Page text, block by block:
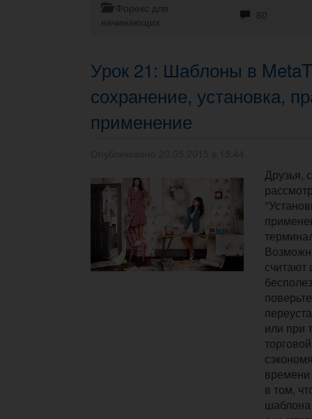
Форекс для
начинающих
60
Урок 21: Шаблоны в
сохранение, установка,
применение
Друзья,
или при
в том,